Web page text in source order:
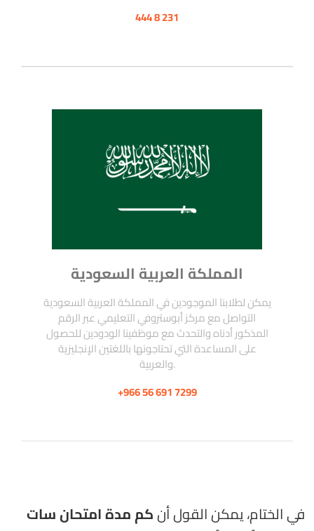
444 8 231
المملكة العربية السعودية
يمكن لطلابنا الموجودين في المملكة العربية السعودية
التواصل مع مركز أبوستروفي التعليمي عبر الرقم
المذكور أدناه والتحدث مع موظفينا الودودين للحصول
على المساعدة التي تحتاجونها باللغتين الإنجليزية
والعربية.
+966 56 691 7299
في الختام، يمكن القول أن كم مدة امتحان سات